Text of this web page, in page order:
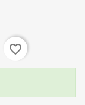
favorite_border